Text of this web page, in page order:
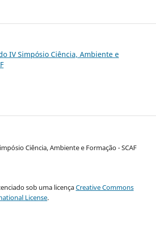
IV Simpósio Ciência, Ambiente e
Ciência, Ambiente e Formação - SCAF
sob uma licençaCreative Commons
License.